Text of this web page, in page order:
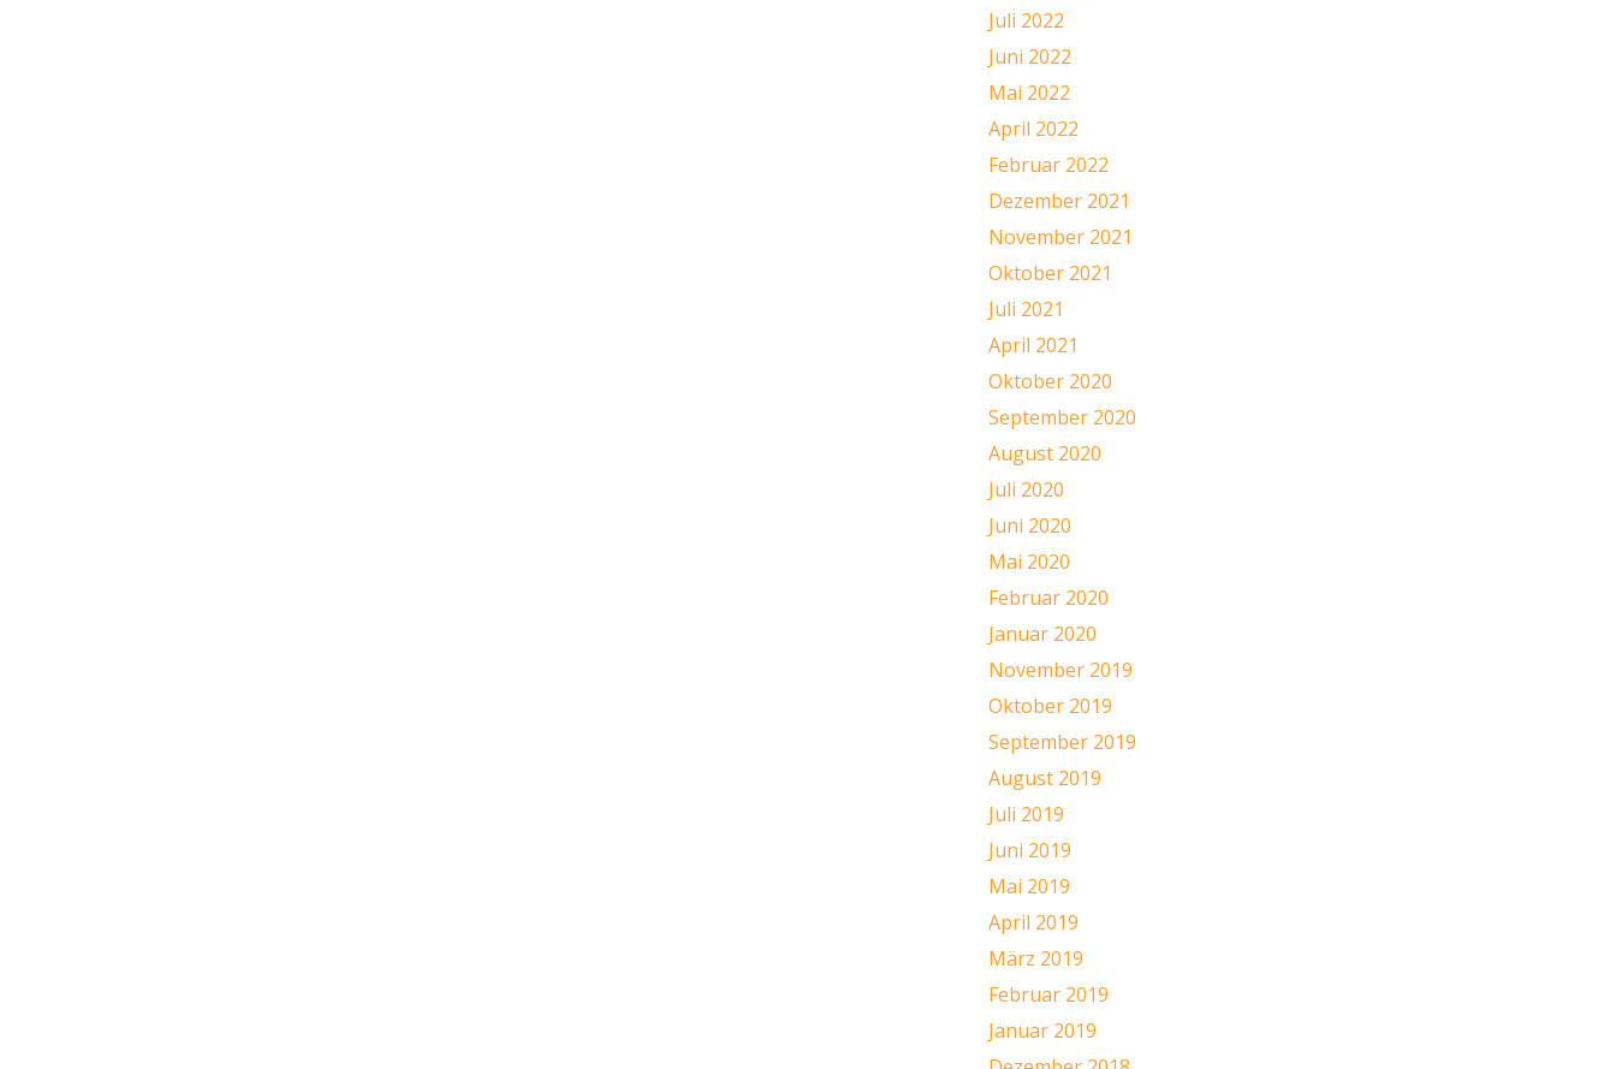
Juli 2022
Juni 2022
Mai 2022
April 2022
Februar 2022
Dezember 2021
November 2021
Oktober 2021
Juli 2021
April 2021
Oktober 2020
September 2020
August 2020
Juli 2020
Juni 2020
Mai 2020
Februar 2020
Januar 2020
November 2019
Oktober 2019
September 2019
August 2019
Juli 2019
Juni 2019
Mai 2019
April 2019
März 2019
Februar 2019
Januar 2019